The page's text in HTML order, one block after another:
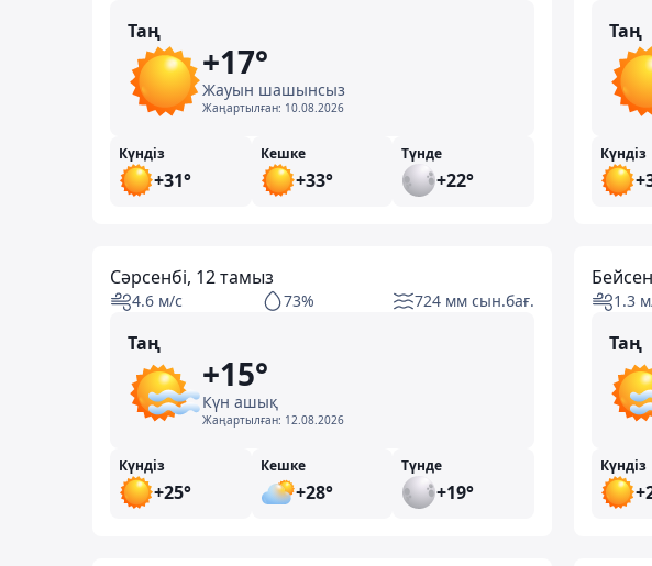
Таң
+17°
Жауын шашынсыз
Жаңартылған: 10.08.2026
Күндіз
+31°
Кешке
+33°
Түнде
+22°
Таң
Күндіз
Сәрсенбі, 12 тамыз
4.6 м/с 73% 724 мм сын.бағ.
Таң
+15°
Күн ашық
Жаңартылған: 12.08.2026
Күндіз
+25°
Кешке
+28°
Түнде
+19°
1.3
Таң
Күндіз